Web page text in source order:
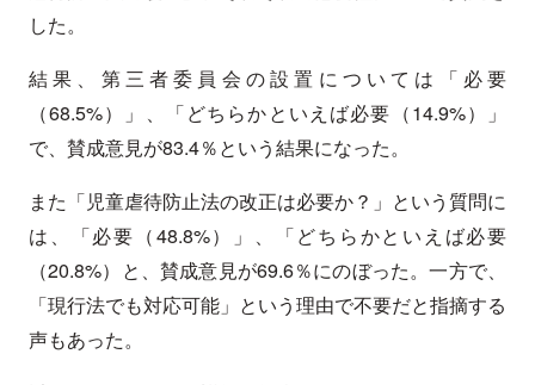
した。
結果、第三者委員会の設置については「必要
（68.5%）」、「どちらかといえば必要（14.9%）」
で、賛成意見が83.4％という結果になった。
また「児童虐待防止法の改正は必要か？」という質問に
は、「必要（48.8%）」、「どちらかといえば必要
（20.8%）と、賛成意見が69.6％にのぼった。一方で、
「現行法でも対応可能」という理由で不要だと指摘する
声もあった。